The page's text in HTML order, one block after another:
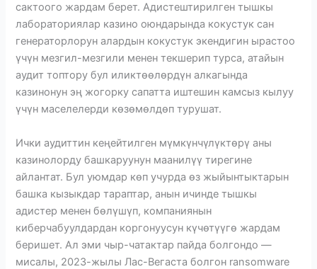
сактоого жардам берет. Адистештирилген тышкы
лабораториялар казино оюндарында кокустук сан
генераторлорун алардын кокустук экендигин ырастоо
үчүн мезгил-мезгили менен текшерип турса, атайын
аудит топтору бул иликтөөлөрдүн алкагында
казинонун эң жогорку сапатта иштешин камсыз кылуу
үчүн маселелерди көзөмөлдөп турушат.
Ички аудиттин кеңейтилген мүмкүнчүлүктөрү аны
казинолорду башкаруунун маанилүү тирегине
айлантат. Бул уюмдар көп учурда өз жыйынтыктарын
башка кызыкдар тараптар, анын ичинде тышкы
адистер менен бөлүшүп, компаниянын
киберчабуулдардан коргонуусун күчөтүүгө жардам
беришет. Ал эми чыр-чатактар ​​пайда болгондо —
мисалы, 2023-жылы Лас-Вегаста болгон ransomware